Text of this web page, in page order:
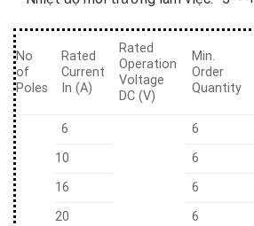
No
of
Poles
Rated
Current
In (A)
Rated
Operation
Voltage
DC (V)
Min.
Order
Quantity
6 6
10
6
16
6
20
6